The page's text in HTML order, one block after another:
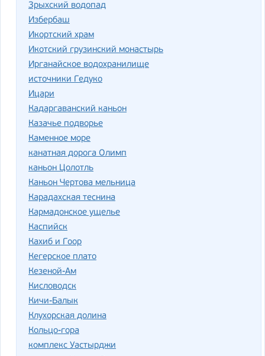
Зрыхский водопад
Избербаш
Икортский храм
Икотский грузинский монастырь
Ирганайское водохранилище
источники Гедуко
Ицари
Кадаргаванский каньон
Казачье подворье
Каменное море
канатная дорога Олимп
каньон Цолотль
Каньон Чертова мельница
Карадахская теснина
Кармадонское ущелье
Каспийск
Кахиб и Гоор
Кегерское плато
Кезеной-Ам
Кисловодск
Кичи-Балык
Клухорская долина
Кольцо-гора
комплекс Уастырджи